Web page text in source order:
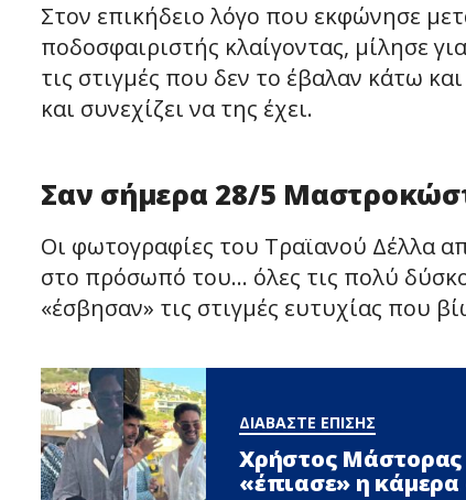
Στον επικήδειο λόγο που εκφώνησε
ποδοσφαιριστής κλαίγοντας, μίλησε
τις στιγμές που δεν το έβαλαν κάτω
και συνεχίζει να της έχει.
Σαν σήμερα 28/5
Οι φωτογραφίες του Τραϊανού Δέλλα
στο πρόσωπό του… όλες τις πολύ
«έσβησαν» τις στιγμές ευτυχίας που
ΔΙΑΒΑΣΤΕ ΕΠΙΣΗΣ
Χρήστος Μάστορας
«έπιασε» η